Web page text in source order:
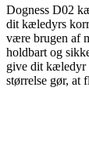
Dogness D02
dit kæledyrs
være brugen af
holdbart og
give dit kæledyr
størrelse gør, at